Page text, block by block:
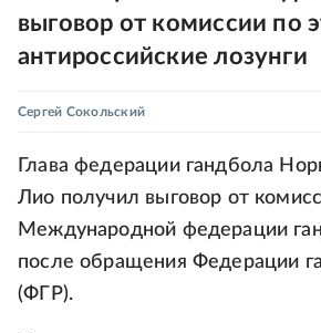
выговор от комиссии по
антироссийские лозунги
Сергей Сокольский
Глава федерации гандбола
Лио получил выговор от
Международной федерации
после обращения Федерации
(ФГР).